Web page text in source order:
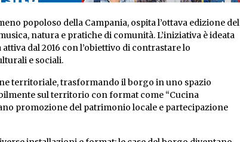
popoloso della Campania, ospita l’ottava edizione del
natura e pratiche di comunità. L’iniziativa è ideata
dal 2016 con l’obiettivo di contrastare lo
e sociali.
territoriale, trasformando il borgo in uno spazio
sul territorio con format come “Cucina
promozione del patrimonio locale e partecipazione